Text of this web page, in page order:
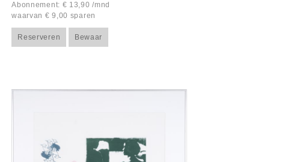
Abonnement: € 13,90 /mnd
waarvan € 9,00 sparen
Reserveren Bewaar